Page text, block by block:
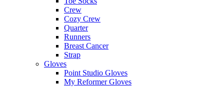
Crew
Cozy Crew
Quarter
Runners
Breast Cancer
Strap
Gloves
Point Studio Gloves
My Reformer Gloves